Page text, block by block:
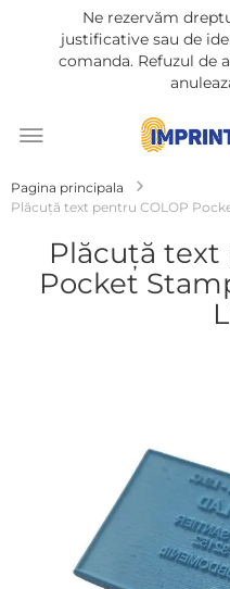
Ne rezervăm
justificative sau de
comanda. Refuzul de
Pagina principala
Plăcuță text pentru COLOP
Plăcuță text
Pocket